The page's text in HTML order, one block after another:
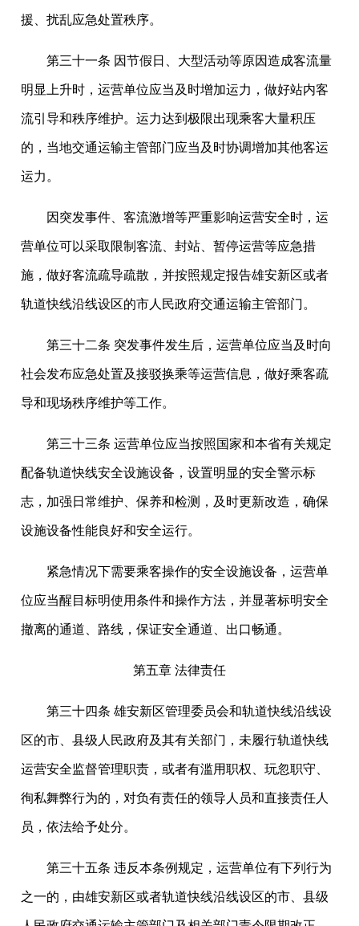
援、扰乱应急处置秩序。
第三十一条 因节假日、大型活动等原因造成客流量
明显上升时，运营单位应当及时增加运力，做好站内客
流引导和秩序维护。运力达到极限出现乘客大量积压
的，当地交通运输主管部门应当及时协调增加其他客运
运力。
因突发事件、客流激增等严重影响运营安全时，运
营单位可以采取限制客流、封站、暂停运营等应急措
施，做好客流疏导疏散，并按照规定报告雄安新区或者
轨道快线沿线设区的市人民政府交通运输主管部门。
第三十二条 突发事件发生后，运营单位应当及时向
社会发布应急处置及接驳换乘等运营信息，做好乘客疏
导和现场秩序维护等工作。
第三十三条 运营单位应当按照国家和本省有关规定
配备轨道快线安全设施设备，设置明显的安全警示标
志，加强日常维护、保养和检测，及时更新改造，确保
设施设备性能良好和安全运行。
紧急情况下需要乘客操作的安全设施设备，运营单
位应当醒目标明使用条件和操作方法，并显著标明安全
撤离的通道、路线，保证安全通道、出口畅通。
第五章 法律责任
第三十四条 雄安新区管理委员会和轨道快线沿线设
区的市、县级人民政府及其有关部门，未履行轨道快线
运营安全监督管理职责，或者有滥用职权、玩忽职守、
徇私舞弊行为的，对负有责任的领导人员和直接责任人
员，依法给予处分。
第三十五条 违反本条例规定，运营单位有下列行为
之一的，由雄安新区或者轨道快线沿线设区的市、县级